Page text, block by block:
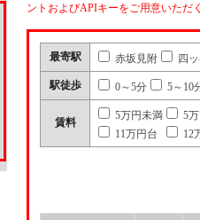
ントおよびAPIキーをご用意いただ
最寄駅 赤坂見附 四
駅徒歩 0～5分 5～10
賃料
5万円未満
5
11万円台
12